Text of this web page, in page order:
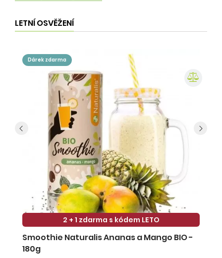
LETNÍ OSVĚŽENÍ
dárek zdarma
2 + 1 zdarma s kódem LETO
Smoothie Naturalis Ananas a Mango BIO -
180g